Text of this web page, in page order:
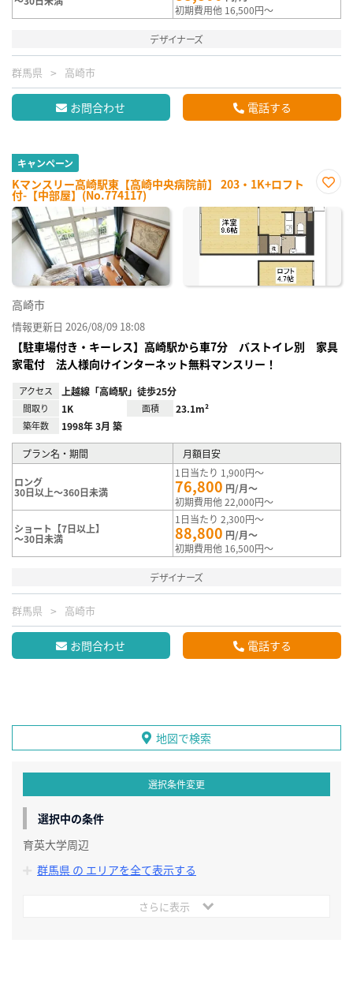
初期費用他 16,500円～
デザイナーズ
群馬県 高崎市
お問合わせ 電話する
キャンペーン
Kマンスリー高崎駅東【高崎中央病院前】 203・1K+ロフト
付-【中部屋】(No.774117)
に入
高崎市
情報更新日 2026/08/09 18:08
【駐車場付き・キーレス】高崎駅から車7分 バストイレ別 家具
家電付 法人様向けインターネット無料マンスリー！
アクセス 上越線「高崎駅」徒歩25分
間取り 1K 面積 23.1m²
築年数 1998年 3月 築
プラン名・期間 月額目安
ロング
30日以上～360日未満
1日当たり 1,900円～
76,800 円/月～
初期費用他 22,000円～
ショート【7日以上】
～30日未満
1日当たり 2,300円～
88,800 円/月～
初期費用他 16,500円～
デザイナーズ
群馬県 高崎市
お問合わせ 電話する
地図で検索
選択条件変更
選択中の条件
育英大学周辺
群馬県 の エリアを全て表示する
さらに表示